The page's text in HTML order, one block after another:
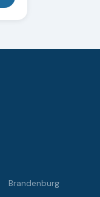
Brandenburg